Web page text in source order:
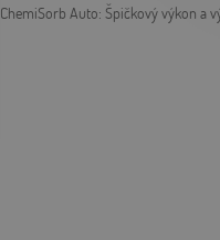
ChemiSorb Auto: Špičkový výkon a